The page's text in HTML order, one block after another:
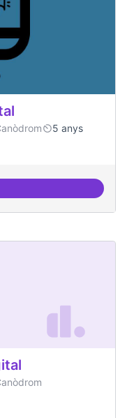
5 anys
Activista Digital